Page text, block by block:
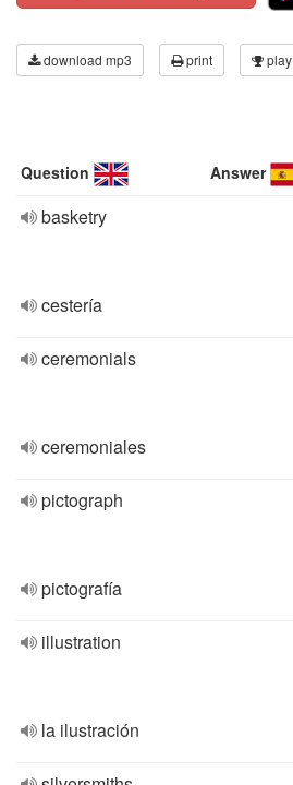
download mp3 print play
Question Answer
basketry
cestería
ceremonials
ceremoniales
pictograph
pictografía
illustration
la ilustración